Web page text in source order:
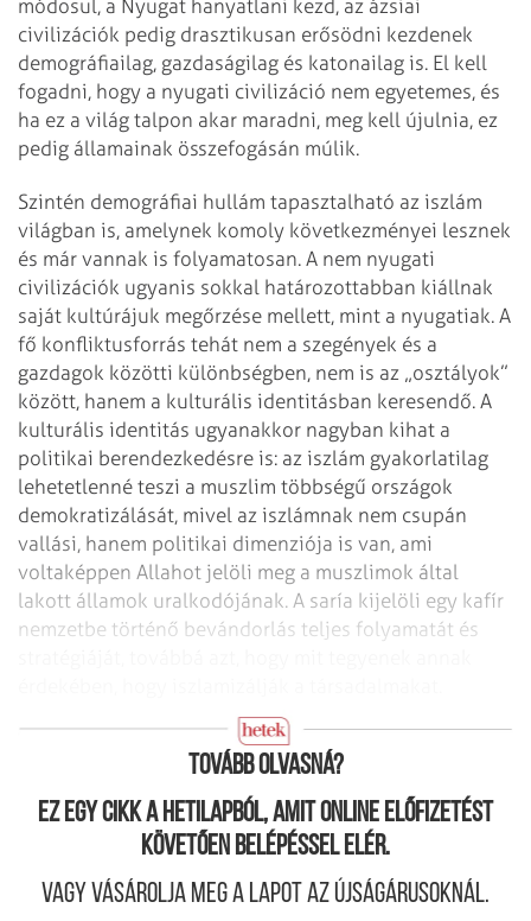
módosul, a Nyugat hanyatlani kezd, az ázsiai
civilizációk pedig drasztikusan erősödni kezdenek
demográfiailag, gazdaságilag és katonailag is. El kell
fogadni, hogy a nyugati civilizáció nem egyetemes, és
ha ez a világ talpon akar maradni, meg kell újulnia, ez
pedig államainak összefogásán múlik.
Szintén demográfiai hullám tapasztalható az iszlám
világban is, amelynek komoly következményei lesznek
és már vannak is folyamatosan. A nem nyugati
civilizációk ugyanis sokkal határozottabban kiállnak
saját kultúrájuk megőrzése mellett, mint a nyugatiak. A
fő konfliktusforrás tehát nem a szegények és a
gazdagok közötti különbségben, nem is az „osztályok”
között, hanem a kulturális identitásban keresendő. A
kulturális identitás ugyanakkor nagyban kihat a
politikai berendezkedésre is: az iszlám gyakorlatilag
lehetetlenné teszi a muszlim többségű országok
demokratizálását, mivel az iszlámnak nem csupán
vallási, hanem politikai dimenziója is van, ami
voltaképpen Allahot jelöli meg a muszlimok által
lakott államok uralkodójának. A saría kijelöli egy kafír
nemzetbe történő bevándorlás teljes folyamatát és
Tovább olvasná?
Ez egy cikk a hetilapból, amit online előfizetést
követően belépéssel elér.
Vagy vásárolja meg a lapot az újságárusoknál.